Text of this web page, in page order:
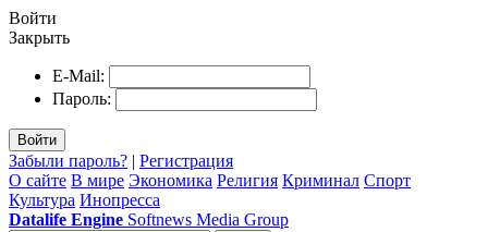
Войти
Закрыть
E-Mail:
Пароль:
Войти
Забыли пароль? | Регистрация
О сайте В мире Экономика Религия Криминал Спорт
Культура Инопресса
Datalife Engine Softnews Media Group